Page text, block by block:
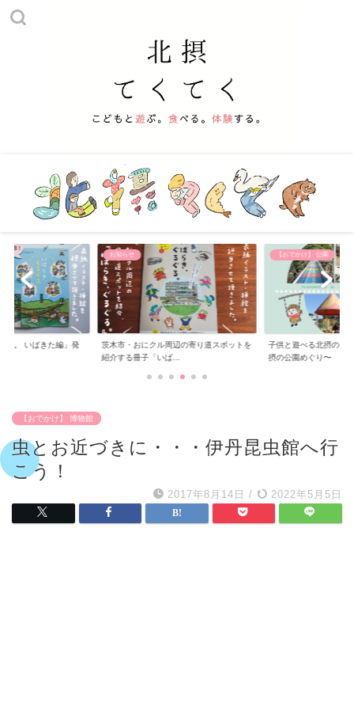
辺の寄り道スポットを
【おでかけ】 公園
子供と遊べる北摂の公園まとめ〜大阪・北
摂の公園めぐり〜
【おでかけ】 その他
【大阪府、北摂の水遊
とおでかけしてきた...
【おでかけ】 博物館
虫とお近づきに・・・伊丹昆虫館へ行
こう！
2017年8月14日 / 2022年5月5日